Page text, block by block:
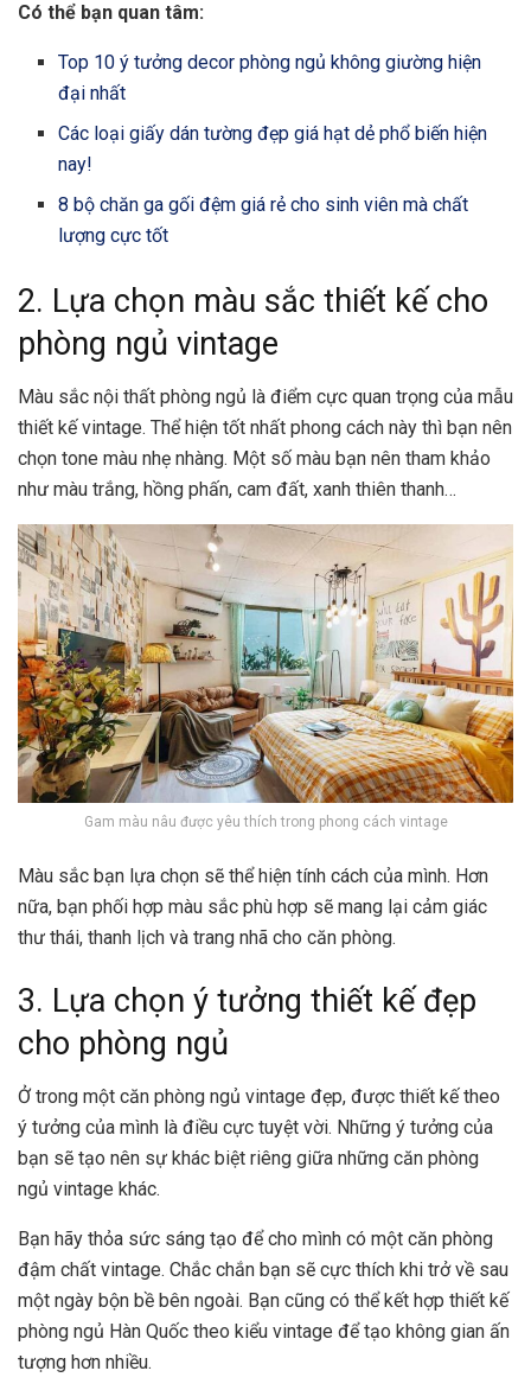
Có thể bạn quan tâm:
Top 10 ý tưởng decor phòng ngủ không giường hiện
đại nhất
Các loại giấy dán tường đẹp giá hạt dẻ phổ biến hiện
nay!
8 bộ chăn ga gối đệm giá rẻ cho sinh viên mà chất
lượng cực tốt
2. Lựa chọn màu sắc thiết kế cho
phòng ngủ vintage
Màu sắc nội thất phòng ngủ là điểm cực quan trọng của mẫu
thiết kế vintage. Thể hiện tốt nhất phong cách này thì bạn nên
chọn tone màu nhẹ nhàng. Một số màu bạn nên tham khảo
như màu trắng, hồng phấn, cam đất, xanh thiên thanh…
Gam màu nâu được yêu thích trong phong cách vintage
Màu sắc bạn lựa chọn sẽ thể hiện tính cách của mình. Hơn
nữa, bạn phối hợp màu sắc phù hợp sẽ mang lại cảm giác
thư thái, thanh lịch và trang nhã cho căn phòng.
3. Lựa chọn ý tưởng thiết kế đẹp
cho phòng ngủ
Ở trong một căn phòng ngủ vintage đẹp, được thiết kế theo
ý tưởng của mình là điều cực tuyệt vời. Những ý tưởng của
bạn sẽ tạo nên sự khác biệt riêng giữa những căn phòng
ngủ vintage khác.
Bạn hãy thỏa sức sáng tạo để cho mình có một căn phòng
đậm chất vintage. Chắc chắn bạn sẽ cực thích khi trở về sau
một ngày bộn bề bên ngoài. Bạn cũng có thể kết hợp thiết kế
phòng ngủ Hàn Quốc theo kiểu vintage để tạo không gian ấn
tượng hơn nhiều.